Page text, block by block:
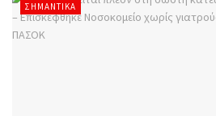
ΣΗΜΑΝΤΙΚΆ